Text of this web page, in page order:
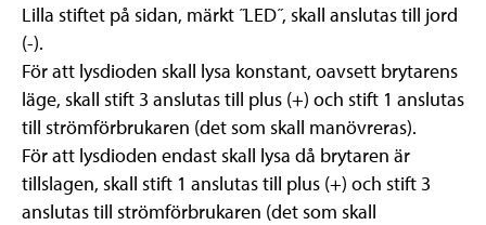
Lilla stiftet på sidan, märkt ˝LED˝, skall anslutas till jord
(-).
För att lysdioden skall lysa konstant, oavsett brytarens
läge, skall stift 3 anslutas till plus (+) och stift 1 anslutas
till strömförbrukaren (det som skall manövreras).
För att lysdioden endast skall lysa då brytaren är
tillslagen, skall stift 1 anslutas till plus (+) och stift 3
anslutas till strömförbrukaren (det som skall